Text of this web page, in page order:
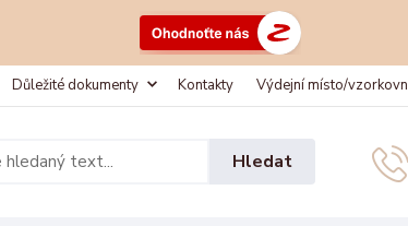
Důležité dokumenty Kontakty Výdejní místo/
Hledat